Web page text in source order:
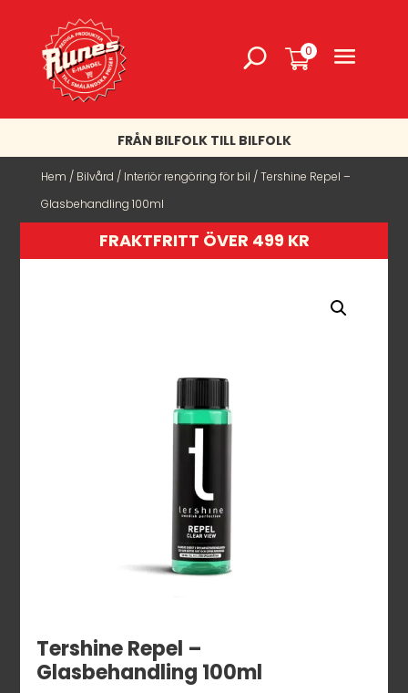
0
FRÅN BILFOLK TILL BILFOLK
Hem / Bilvård / Interiör rengöring för bil / Tershine Repel –
Glasbehandling 100ml
FRAKTFRITT ÖVER 499 KR
Tershine Repel –
Glasbehandling 100ml